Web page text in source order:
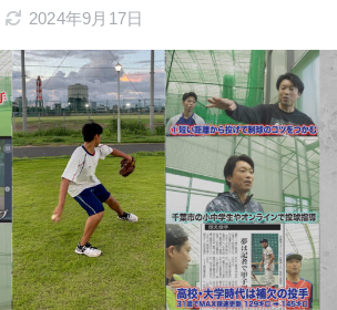
2024年9月17日